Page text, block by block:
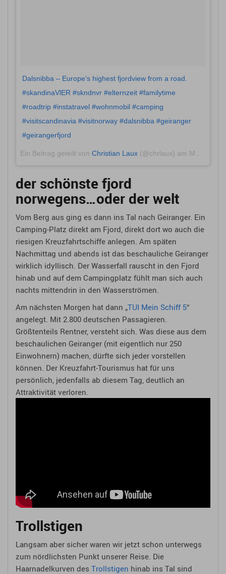
Dalsnibba – Europe‘s highest fjordview from a road.
#skandinaVlER #skndnvr #elternzeit #familytime
#roadtrip #instatravel #wohnmobil #camping
#visitscandinavia #visitnorway #dalsnibba #geiranger
#geirangerfjord
Ein Beitrag geteilt von Christian Laux (@chrlaux) am Mai 31, 2018 um 5:37 PDT
der schönste fjord
norwegens…oder der welt
Vom Berg aus ging es dann ins Tal nach Geiranger. Ein
Camping-Platz direkt am Fjord, direkt dort wo auch die
riesigen Kreuzfahrtschiffe anlegen. Am späten
Nachmittag und abends ist das beschauliche Geiranger
wirklich idyllisch. Der Wasserfall rauscht in den Fjord
hinab und auf dem Campingplatz fühlt man sich auch
nachts mittendrin in den Wasserströmen.
Am nächsten Morgen hat dann „TUI Mein Schiff 5“
angelegt. Mit 2.800 deutschen Passagieren.
Größtenteils Rentner, versteht sich. Was diese aus dem
beschaulichen Geiranger (mit eigentlich nur 250
Einwohnern) machen, dürfte sich jeder vorstellen
können. Der Kreuzfahrt-Tourismus hat für uns
persönlich, jedenfalls ab diesem Tag, deutlich an
Attraktivität verloren.
Trollstigen
Langsam aber sicher waren wir jetzt schon unterwegs
zum nördlichsten Punkt unserer Reise. Die
Haarnadelkurven des Trollstigen hinab ins Tal sind